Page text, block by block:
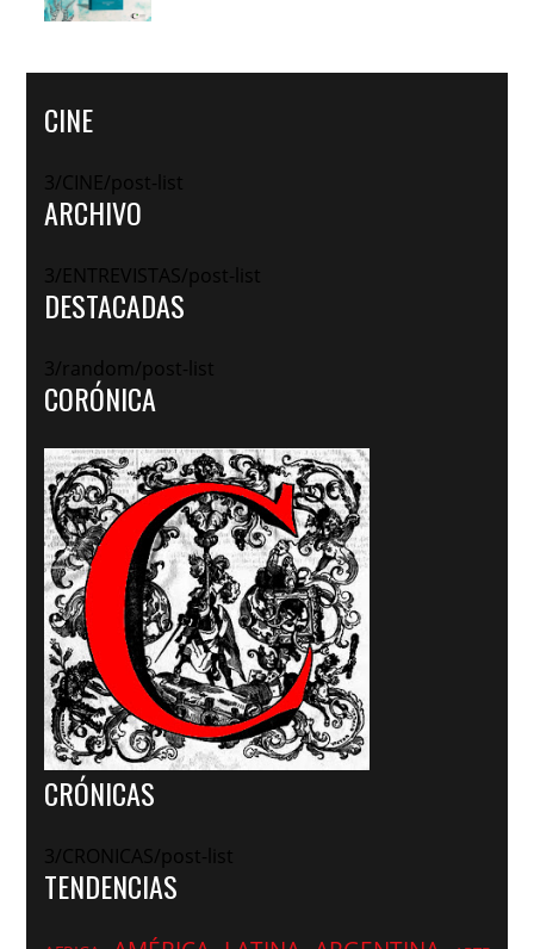
CINE
3/CINE/post-list
ARCHIVO
3/ENTREVISTAS/post-list
DESTACADAS
3/random/post-list
CORÓNICA
CRÓNICAS
3/CRONICAS/post-list
TENDENCIAS